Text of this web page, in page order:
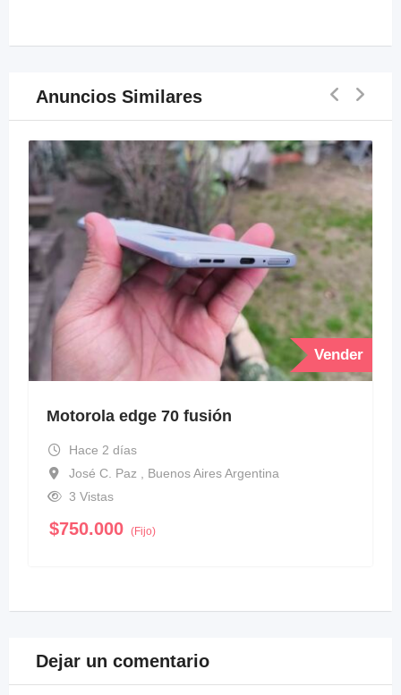
Anuncios Similares
Vender
Motorola edge 70 fusión
Hace 2 días
José C. Paz , Buenos Aires Argentina
3 Vistas
$750.000 (Fijo)
Dejar un comentario